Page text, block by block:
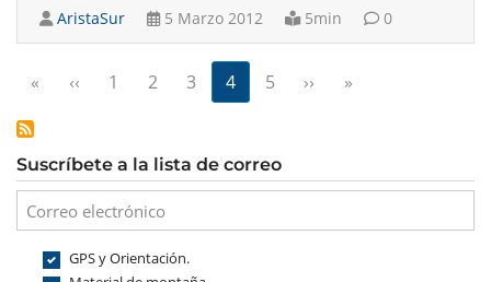
AristaSur 5 Marzo 2012 5min 0
Paginación
« Primera página
‹‹Página anterior
1 2 3 4 5 ›› Siguiente página
»Última página
Suscríbete a la lista de correo
GPS y Orientación.